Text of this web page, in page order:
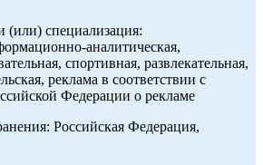
(или) специализация:
аналитическая,
спортивная, развлекательная,
реклама в соответствии с
Федерации о рекламе
Российская Федерация,